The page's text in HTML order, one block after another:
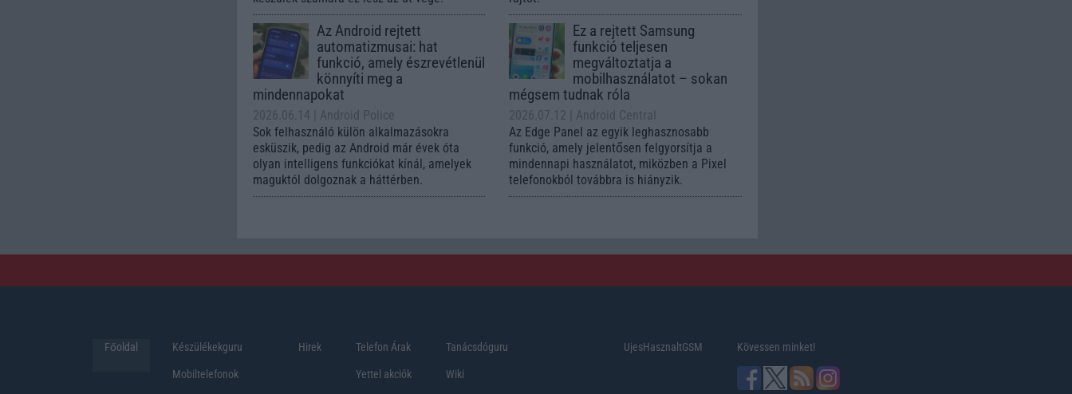
Az Android rejtett
automatizmusai: hat
funkció, amely észrevétlenül
könnyíti meg a
mindennapokat
2026.06.14
| Android Police
Sok felhasználó külön alkalmazásokra
esküszik, pedig az Android már évek óta
olyan intelligens funkciókat kínál, amelyek
maguktól dolgoznak a háttérben.
Ez a rejtett Samsung
funkció teljesen
megváltoztatja a
mobilhasználatot – sokan
mégsem tudnak róla
2026.07.12
| Android Central
Az Edge Panel az egyik leghasznosabb
funkció, amely jelentősen felgyorsítja a
mindennapi használatot, miközben a Pixel
telefonokból továbbra is hiányzik.
Főoldal Készülékekguru
Mobiltelefonok
Hirek Telefon Árak
Yettel akciók
Tanácsdóguru
Wiki
UjesHasznaltGSM Kövessen minket!